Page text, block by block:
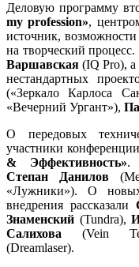
Деловую программу
my profession»,
источник,
на творческий
Варшавская (IQ Pro),
нестандартных
(«Зеркало Карлоса
«Вечерний Ургант»),
О передовых
участники
& Эффективность».
Степан Данилов
«Лужники»). О
внедрения рассказали
Знаменский (Tundra),
Салихова (Vein
(Dreamlaser).